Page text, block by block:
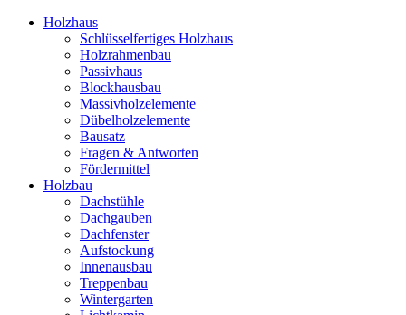
Holzhaus
Schlüsselfertiges Holzhaus
Holzrahmenbau
Passivhaus
Blockhausbau
Massivholzelemente
Dübelholzelemente
Bausatz
Fragen & Antworten
Fördermittel
Holzbau
Dachstühle
Dachgauben
Dachfenster
Aufstockung
Innenausbau
Treppenbau
Wintergarten